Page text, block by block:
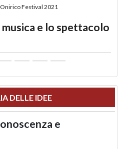
Festival 2021
e lo spettacolo
DELLE IDEE
e